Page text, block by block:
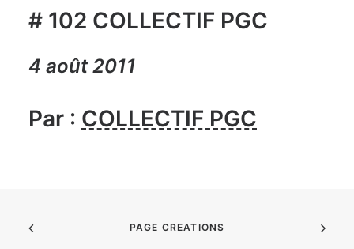
# 102 COLLECTIF PGC
4 août 2011
Par : COLLECTIF PGC
PAGE CREATIONS